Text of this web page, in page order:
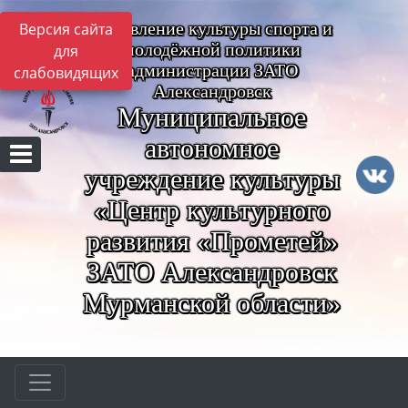
Версия сайта
для
слабовидящих
Управление культуры спорта и
молодёжной политики
администрации ЗАТО
Александровск
Муниципальное
автономное
учреждение культуры
«Центр культурного
развития «Прометей»
ЗАТО Александровск
Мурманской области»